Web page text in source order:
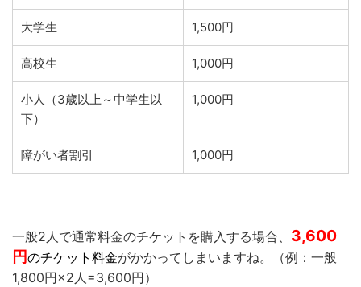
大学生 1,500円
高校生 1,000円
小人（3歳以上～中学生以
下）
1,000円
障がい者割引 1,000円
一般2人で通常料金のチケットを購入する場合、 3,600
円のチケット料金がかかってしまいますね。（例：一般
1,800円×2人=3,600円）